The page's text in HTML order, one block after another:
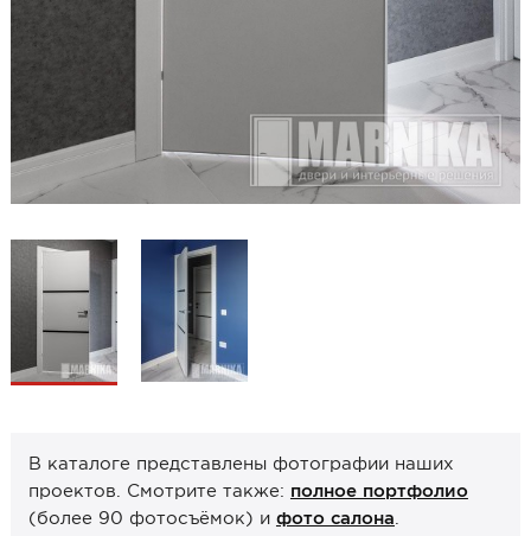
Шпонированные
Маятниковые
Межкомнатные перегородки
Стеновые панели
Порталы
Образцы межкомнатные
Фурнитура
Ручки дверные
Завертки, блокады
Системы открывания
В каталоге представлены фотографии наших
проектов. Смотрите также: полное портфолио
(более 90 фотосъёмок) и фото салона